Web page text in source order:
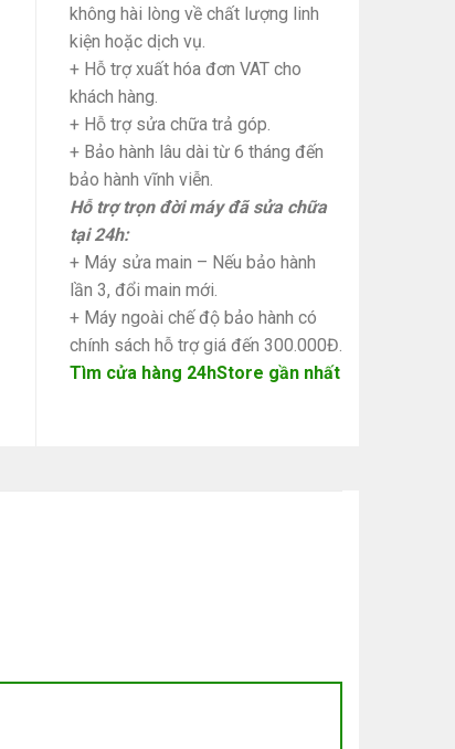
không hài lòng về chất lượng linh
kiện hoặc dịch vụ.
+ Hỗ trợ xuất hóa đơn VAT cho
khách hàng.
+ Hỗ trợ sửa chữa trả góp.
+ Bảo hành lâu dài từ 6 tháng đến
bảo hành vĩnh viễn.
Hỗ trợ trọn đời máy đã sửa chữa
tại 24h:
+ Máy sửa main – Nếu bảo hành
lần 3, đổi main mới.
+ Máy ngoài chế độ bảo hành có
chính sách hỗ trợ giá đến 300.000Đ.
Tìm cửa hàng 24hStore gần nhất